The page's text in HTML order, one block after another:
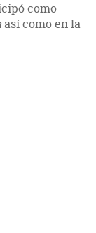
como
así como en la